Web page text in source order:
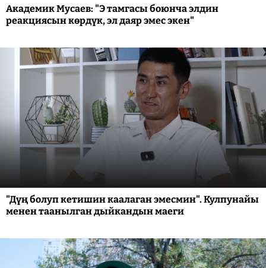
Академик Мусаев: "Э тамгасы боюнча элдин
реакциясын көрдүк, эл даяр эмес экен"
"Дүң болуп кетишин каалаган эмесмин". Кулпунайы
менен таанылган дыйкандын маеги